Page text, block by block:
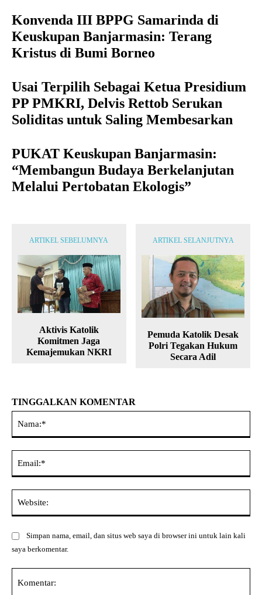
Konvenda III BPPG Samarinda di
Keuskupan Banjarmasin: Terang
Kristus di Bumi Borneo
Usai Terpilih Sebagai Ketua Presidium
PP PMKRI, Delvis Rettob Serukan
Soliditas untuk Saling Membesarkan
PUKAT Keuskupan Banjarmasin:
“Membangun Budaya Berkelanjutan
Melalui Pertobatan Ekologis”
ARTIKEL SEBELUMNYA
Aktivis Katolik
Komitmen Jaga
Kemajemukan NKRI
ARTIKEL SELANJUTNYA
Pemuda Katolik Desak
Polri Tegakan Hukum
Secara Adil
TINGGALKAN KOMENTAR
Simpan nama, email, dan situs web saya di browser ini untuk lain kali
saya berkomentar.